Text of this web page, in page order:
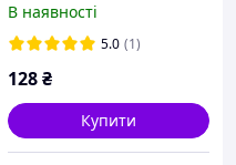
В наявності
5.0 (1)
128₴
Купити